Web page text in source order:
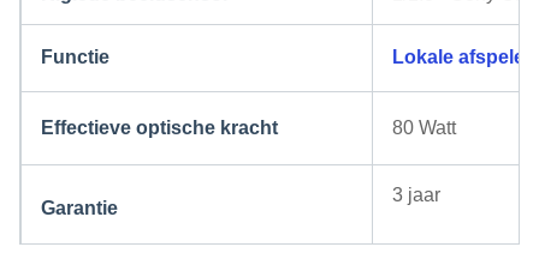
Functie Lokale
Effectieve optische kracht 80 Watt
Garantie
3 jaar